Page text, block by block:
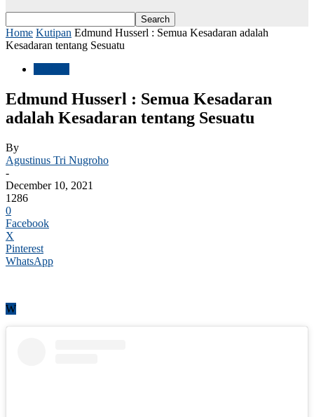
Home Kutipan Edmund Husserl : Semua Kesadaran adalah
Kesadaran tentang Sesuatu
Edmund Husserl : Semua Kesadaran
adalah Kesadaran tentang Sesuatu
By
Agustinus Tri Nugroho
-
December 10, 2021
1286
0
Facebook
X
Pinterest
WhatsApp
W